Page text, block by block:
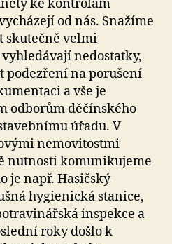
ke kontrolám
od nás. Snažíme
skutečně velmi
nedostatky,
podezření na porušení
a vše je
odborům děčínského
úřadu. V
nemovitostmi
nutnosti komunikujeme
je např. Hasičský
hygienická stanice,
inspekce a
roky došlo k